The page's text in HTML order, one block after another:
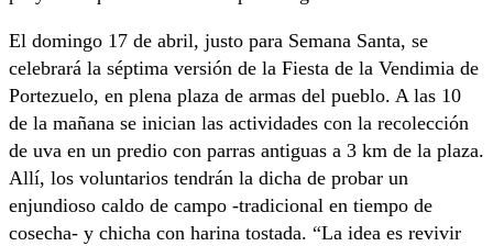
El domingo 17 de abril, justo para Semana Santa, se
celebrará la séptima versión de la Fiesta de la Vendimia de
Portezuelo, en plena plaza de armas del pueblo. A las 10
de la mañana se inician las actividades con la recolección
de uva en un predio con parras antiguas a 3 km de la plaza.
Allí, los voluntarios tendrán la dicha de probar un
enjundioso caldo de campo -tradicional en tiempo de
cosecha- y chicha con harina tostada. “La idea es revivir